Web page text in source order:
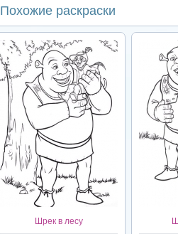
Похожие раскраски
Шрек в лесу